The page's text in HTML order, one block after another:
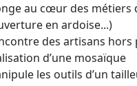
au cœur des métiers
en ardoise...)
des artisans
d’une mosaïque
les outils d’un